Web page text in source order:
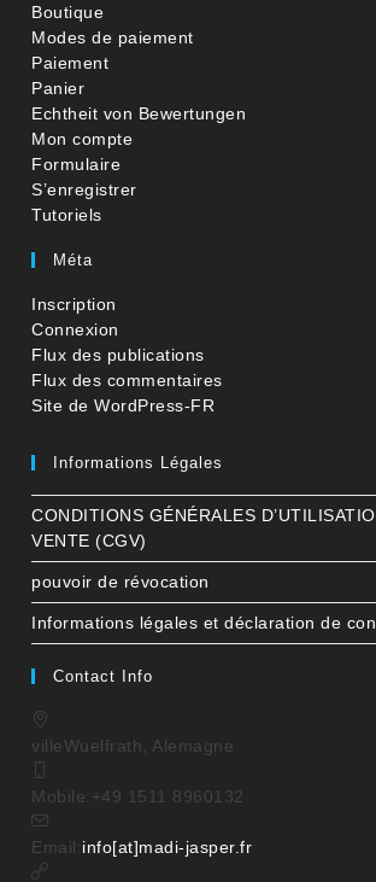
Boutique
Modes de paiement
Paiement
Panier
Echtheit von Bewertungen
Mon compte
Formulaire
S’enregistrer
Tutoriels
Méta
Inscription
Connexion
Flux des publications
Flux des commentaires
Site de WordPress-FR
Informations Légales
CONDITIONS GÉNÉRALES
VENTE (CGV)
pouvoir de révocation
Informations légales et déclaration de
Contact Info
villeWuelfrath, Alemagne
Mobile: +49 1511 8960132
Email: info[at]madi-jasper.frS’ouvre